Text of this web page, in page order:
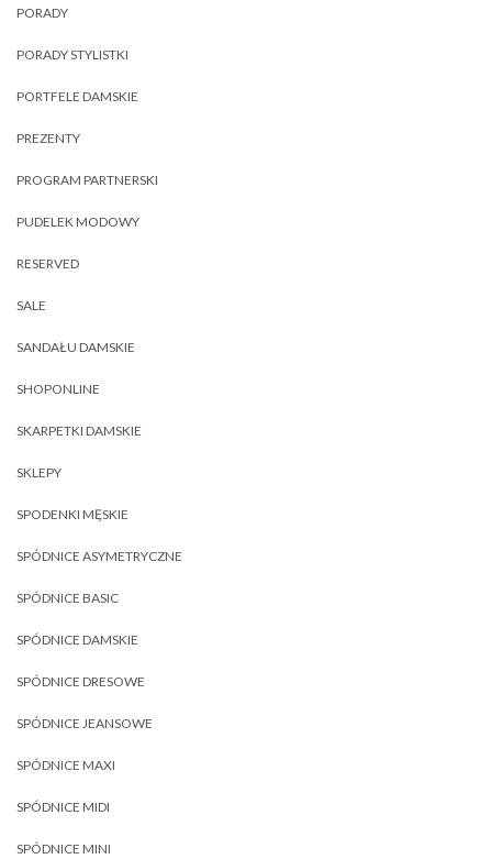
PORADY
PORADY STYLISTKI
PORTFELE DAMSKIE
PREZENTY
PROGRAM PARTNERSKI
PUDELEK MODOWY
RESERVED
SALE
SANDAŁU DAMSKIE
SHOPONLINE
SKARPETKI DAMSKIE
SKLEPY
SPODENKI MĘSKIE
SPÓDNICE ASYMETRYCZNE
SPÓDNICE BASIC
SPÓDNICE DAMSKIE
SPÓDNICE DRESOWE
SPÓDNICE JEANSOWE
SPÓDNICE MAXI
SPÓDNICE MIDI
SPÓDNICE MINI